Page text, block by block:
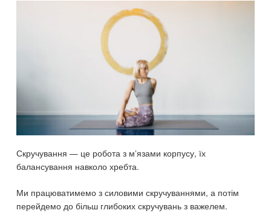
Скручування — це робота з м’язами корпусу, їх
балансування навколо хребта.
Ми працюватимемо з силовими скручуваннями, а потім
перейдемо до більш глибоких скручувань з важелем.